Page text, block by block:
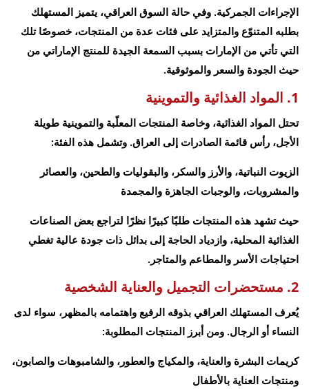
الإجراءات الجمركية. وفي حالة السوق العراقي، يتميز المستهلك
بطلبه المتنوّع والمتزايد على فئات عدة من المنتجات، خصوصًا تلك
التي تأتي من الإمارات بسبب السمعة الجيدة للمنتج الإماراتي من
حيث الجودة والسعر والموثوقية.
1. المواد الغذائية والتموينية
تحتل المواد الغذائية، وخاصة المنتجات المعلّبة والتموينية طويلة
الأجل، رأس قائمة الصادرات إلى العراق. وتشمل هذه الفئة:
الزيوت النباتية، والأرز والسكر، والبقوليات والطحين، والعصائر
والمشروبات، والوجبات الجاهزة والمجمدة
حيث تشهد هذه المنتجات طلبًا كبيرًا نظرًا لتراجع بعض الصناعات
الغذائية المحلية، وازدياد الحاجة إلى بدائل ذات جودة عالية تغطي
احتياجات الأسر والمطاعم والمتاجر.
2. مستحضرات التجميل والعناية الشخصية
يُعرف المستهلك العراقي بذوقه الرفيع واهتمامه بالمظهر، سواء لدى
النساء أو الرجال. ومن أبرز المنتجات المطلوبة:
كريمات البشرة والعناية، والمكياج والعطور، والشامبوهات والصابون،
ومنتجات العناية بالأطفال